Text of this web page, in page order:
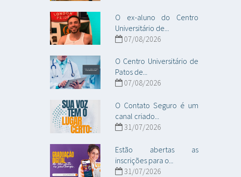
O ex-aluno do Centro
Universitário de...
07/08/2026
O Centro Universitário de
Patos de...
07/08/2026
O Contato Seguro é um
canal criado...
31/07/2026
Estão abertas as
inscrições para o...
31/07/2026